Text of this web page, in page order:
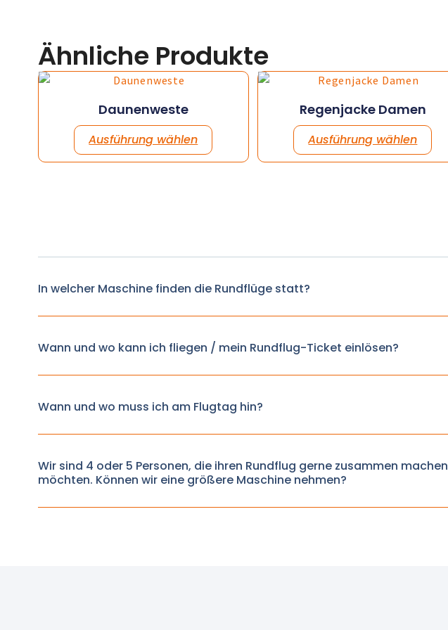
Ähnliche Produkte
Daunenweste
Ausführung wählen
Regenjacke Damen
Ausführung wählen
In welcher Maschine finden die Rundflüge statt?
Wann und wo kann ich fliegen / mein Rundflug-Ticket einlösen?
Wann und wo muss ich am Flugtag hin?
Wir sind 4 oder 5 Personen, die ihren Rundflug gerne zusammen machen
möchten. Können wir eine größere Maschine nehmen?